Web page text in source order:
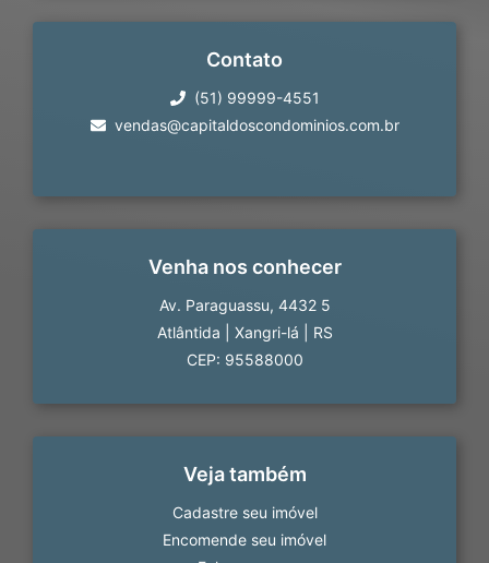
Contato
(51) 99999-4551
vendas@capitaldoscondominios.com.br
Venha nos conhecer
Av. Paraguassu, 4432 5
Atlântida
Xangri-lá
RS
CEP: 95588000
Veja também
Cadastre seu imóvel
Encomende seu imóvel